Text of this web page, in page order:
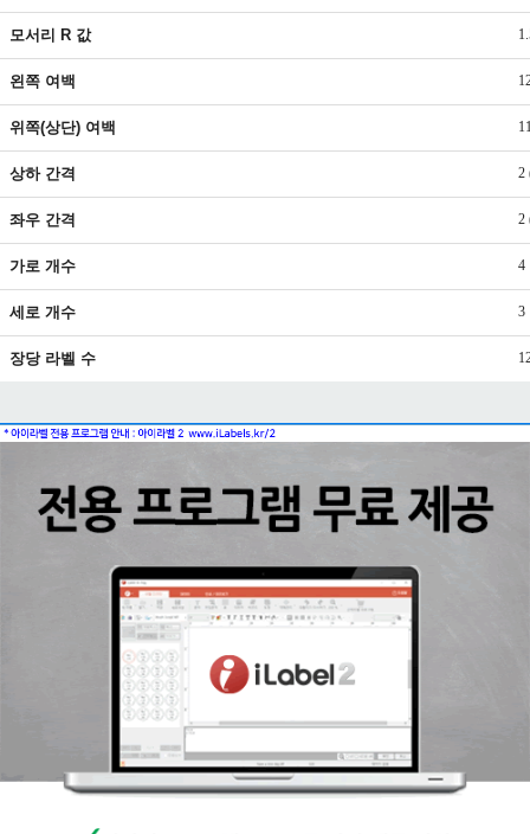
모서리 R 값
왼쪽 여백
위쪽(상단) 여백
상하 간격 2
좌우 간격 2
가로 개수 4
세로 개수 3
장당 라벨 수